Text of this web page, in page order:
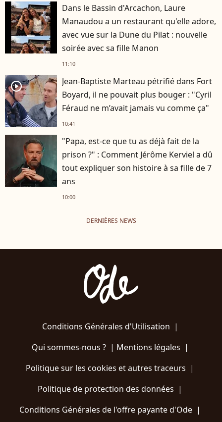
Dans le Bassin d'Arcachon, Laure
Manaudou a un restaurant qu'elle adore,
avec vue sur la Dune du Pilat : nouvelle
soirée avec sa fille Manon
11:10
player2
Jean-Baptiste Marteau pétrifié dans Fort
Boyard, il ne pouvait plus bouger : "Cyril
Féraud ne m’avait jamais vu comme ça"
10:41
"Papa, est-ce que tu as déjà fait de la
prison ?" : Comment Jérôme Kerviel a dû
tout expliquer son histoire à sa fille de 7
ans
10:00
DERNIÈRES NEWS
Conditions Générales d'Utilisation |
Qui sommes-nous ?| Mentions légales |
Politique sur les cookies et autres traceurs |
Politique de protection des données |
Conditions Générales de l'offre payante d'Ode |